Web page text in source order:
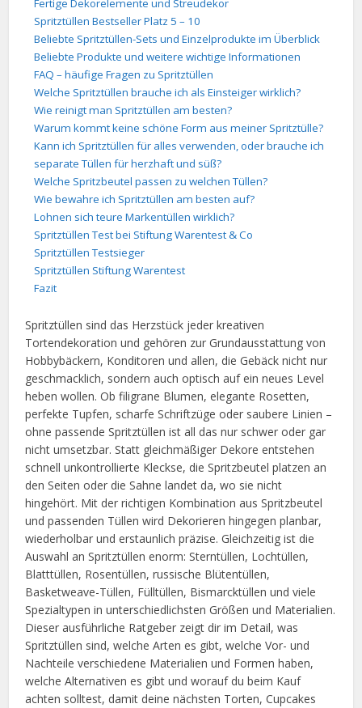
Fertige Dekorelemente und Streudekor
Spritztüllen Bestseller Platz 5 – 10
Beliebte Spritztüllen-Sets und Einzelprodukte im Überblick
Beliebte Produkte und weitere wichtige Informationen
FAQ – häufige Fragen zu Spritztüllen
Welche Spritztüllen brauche ich als Einsteiger wirklich?
Wie reinigt man Spritztüllen am besten?
Warum kommt keine schöne Form aus meiner Spritztülle?
Kann ich Spritztüllen für alles verwenden, oder brauche ich
separate Tüllen für herzhaft und süß?
Welche Spritzbeutel passen zu welchen Tüllen?
Wie bewahre ich Spritztüllen am besten auf?
Lohnen sich teure Markentüllen wirklich?
Spritztüllen Test bei Stiftung Warentest & Co
Spritztüllen Testsieger
Spritztüllen Stiftung Warentest
Fazit
Spritztüllen sind das Herzstück jeder kreativen
Tortendekoration und gehören zur Grundausstattung von
Hobbybäckern, Konditoren und allen, die Gebäck nicht nur
geschmacklich, sondern auch optisch auf ein neues Level
heben wollen. Ob filigrane Blumen, elegante Rosetten,
perfekte Tupfen, scharfe Schriftzüge oder saubere Linien –
ohne passende Spritztüllen ist all das nur schwer oder gar
nicht umsetzbar. Statt gleichmäßiger Dekore entstehen
schnell unkontrollierte Kleckse, die Spritzbeutel platzen an
den Seiten oder die Sahne landet da, wo sie nicht
hingehört. Mit der richtigen Kombination aus Spritzbeutel
und passenden Tüllen wird Dekorieren hingegen planbar,
wiederholbar und erstaunlich präzise. Gleichzeitig ist die
Auswahl an Spritztüllen enorm: Sterntüllen, Lochtüllen,
Blatttüllen, Rosentüllen, russische Blütentüllen,
Basketweave-Tüllen, Fülltüllen, Bismarcktüllen und viele
Spezialtypen in unterschiedlichsten Größen und Materialien.
Dieser ausführliche Ratgeber zeigt dir im Detail, was
Spritztüllen sind, welche Arten es gibt, welche Vor- und
Nachteile verschiedene Materialien und Formen haben,
welche Alternativen es gibt und worauf du beim Kauf
achten solltest, damit deine nächsten Torten, Cupcakes